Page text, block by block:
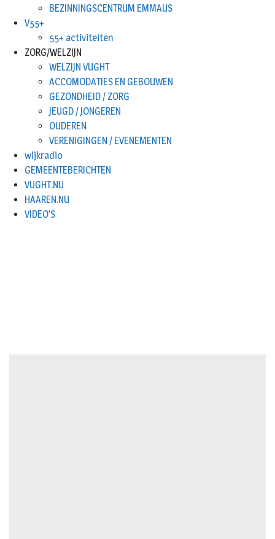
BEZINNINGSCENTRUM EMMAUS
V55+
55+ activiteiten
ZORG/WELZIJN
WELZIJN VUGHT
ACCOMODATIES EN GEBOUWEN
GEZONDHEID / ZORG
JEUGD / JONGEREN
OUDEREN
VERENIGINGEN / EVENEMENTEN
wijkradio
GEMEENTEBERICHTEN
VUGHT.NU
HAAREN.NU
VIDEO’S